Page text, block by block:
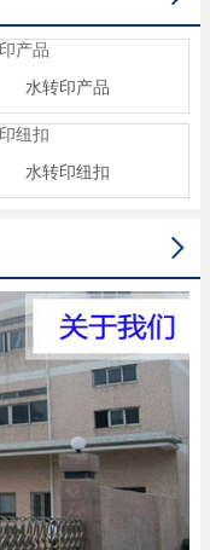
水转印产品
水转印纽扣
